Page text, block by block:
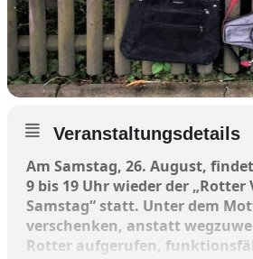
Veranstaltungsdetails
Am Samstag, 26. August,
9 bis 19 Uhr wieder der „Rotter
Samstag“ statt. Unter dem
verschenken, anstatt
Rotter aufgerufen,